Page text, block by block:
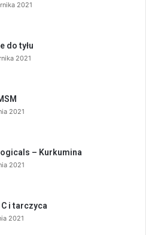
2021
do tyłu
2021
2021
– Kurkumina
2021
i tarczyca
2021